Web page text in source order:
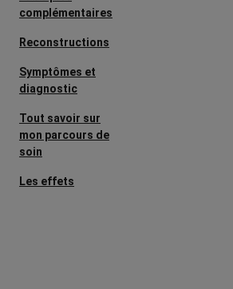
complémentaires
Reconstructions
Symptômes et
diagnostic
Tout savoir sur
mon parcours de
soin
Les effets